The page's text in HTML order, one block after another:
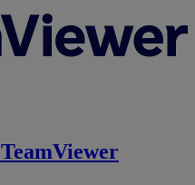
TeamViewer